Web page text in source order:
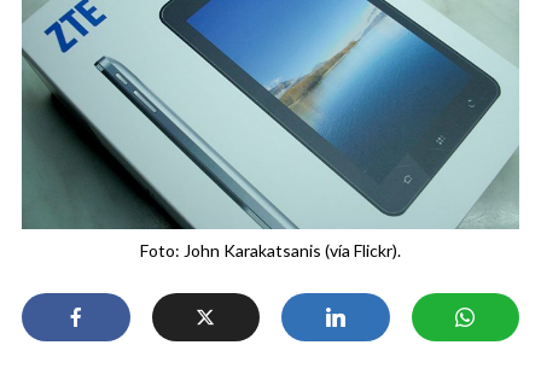
Foto: John Karakatsanis (vía Flickr).